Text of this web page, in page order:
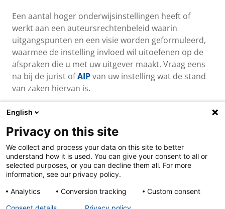
Een aantal hoger onderwijsinstellingen heeft of
werkt aan een auteursrechtenbeleid waarin
uitgangspunten en een visie worden geformuleerd,
waarmee de instelling invloed wil uitoefenen op de
afspraken die u met uw uitgever maakt. Vraag eens
na bij de jurist ofAIPvan uw instelling wat de stand
van zaken hiervan is.
Over ons & contact
Cookies
Privacy
Disclaimer
English
Privacy on this site
We collect and process your data on this site to better
understand how it is used. You can give your consent to all or
selected purposes, or you can decline them all. For more
information, see our privacy policy.
Analytics
Conversion tracking
Custom consent